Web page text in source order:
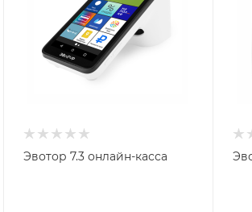
Эвотор 7.3 онлайн-касса